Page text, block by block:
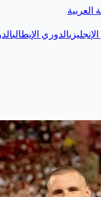
العربية
الدوري الإيطالي